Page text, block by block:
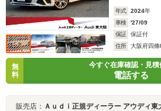
年式 2024年
車検
'27/09
保証
保証付
住所
大阪府四條
無
料
今すぐ在庫確認・見積
電話する
販売店： Ａｕｄｉ正規ディーラー アウディ東